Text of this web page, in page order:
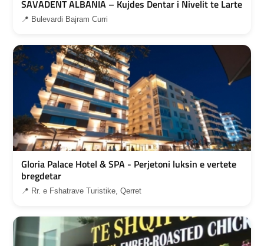
SAVADENT ALBANIA – Kujdes Dentar i Nivelit te Larte
📍 Bulevardi Bajram Curri
Gloria Palace Hotel & SPA - Perjetoni luksin e vertete
bregdetar
📍 Rr. e Fshatrave Turistike, Qerret